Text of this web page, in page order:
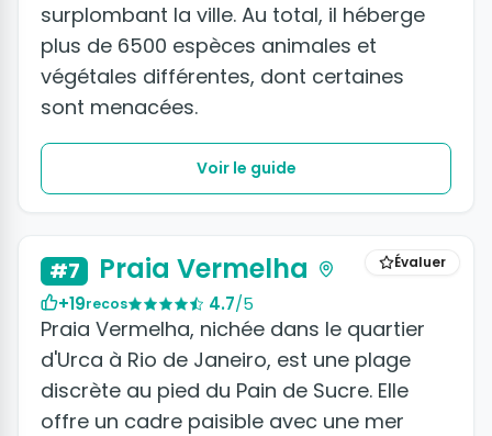
surplombant la ville. Au total, il héberge
plus de 6500 espèces animales et
végétales différentes, dont certaines
sont menacées.
Voir le guide
Évaluer
#7 Praia Vermelha
+19recos 4.7/5
Praia Vermelha, nichée dans le quartier
d'Urca à Rio de Janeiro, est une plage
discrète au pied du Pain de Sucre. Elle
offre un cadre paisible avec une mer